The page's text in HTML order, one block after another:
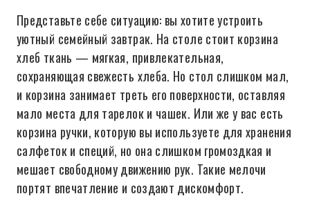
Представьте себе ситуацию: вы хотите устроить
уютный семейный завтрак. На столе стоит корзина
хлеб ткань — мягкая, привлекательная,
сохраняющая свежесть хлеба. Но стол слишком мал,
и корзина занимает треть его поверхности, оставляя
мало места для тарелок и чашек. Или же у вас есть
корзина ручки, которую вы используете для хранения
салфеток и специй, но она слишком громоздкая и
мешает свободному движению рук. Такие мелочи
портят впечатление и создают дискомфорт.